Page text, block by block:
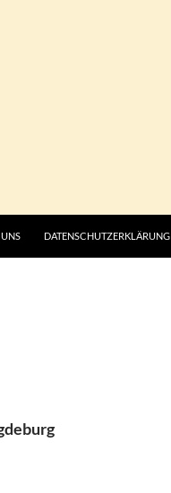
DATENSCHUTZERKLÄRUNG